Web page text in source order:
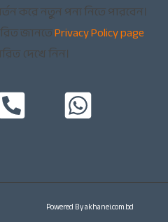
করে নতুন পন্য নিতে পারবেন।
জানতেPrivacy Policy page
দেখে নিন।
Powered By akhanei.com.bd